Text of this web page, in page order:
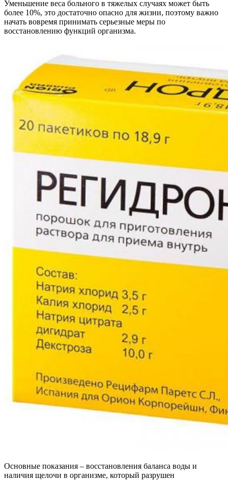
Уменьшение веса больного в тяжелых случаях может быть
более 10%, это достаточно опасно для жизни, поэтому важно
начать вовремя принимать серьезные меры по
восстановлению функций организма.
Основные показания – восстановления баланса воды и
наличия щелочи в организме, который разрушен